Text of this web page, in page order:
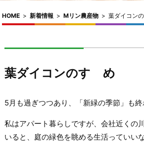
HOME > 新着情報 > Mリン農産物 > 葉ダイコン
葉ダイコンのすゝめ
5月も過ぎつつあり、「新緑の季節」も終
私はアパート暮らしですが、会社近くの
いると、庭の緑色を眺める生活っていい